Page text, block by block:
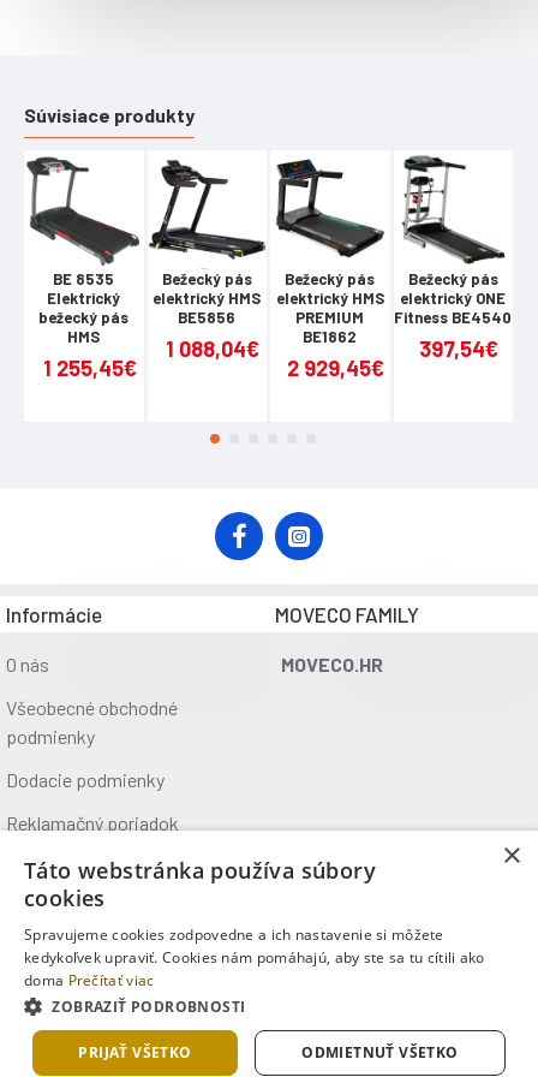
Odpor: mechanický Sedlo: výškovo nastaviteľné, 6 polôh
vzdialenosť od podlahy: 62 - 83 cm vzdialenosť od pedála:
55 - 77 cm Rozmer stroja: dĺžka: 78 cm šírka: 45 cm výška:
116 cm Váha: 9,4 kg Maximálne zaťaženie: 100 kg
Upozornenie:
Certifikát, norma: Záruka 24 mesiacov
Súvisiace produkty
BE 8535
Elektrický
bežecký pás
HMS
1 255,45€
Bežecký pás
elektrický HMS
BE5856
1 088,04€
Bežecký pás
elektrický HMS
PREMIUM
BE1862
2 929,45€
Bežecký pás
elektrický ONE
Fitness BE4540
397,54€
Informácie
O nás
Všeobecné obchodné
podmienky
Dodacie podmienky
Reklamačný poriadok
Ochrana údajov
Kontakt
Kde nás nájdete
MOVECO FAMILY
MOVECO.HR
Copyright © 2025, MOVECO s.r.o., Všetky práva vyhradené
×
Táto webstránka používa súbory
cookies
Spravujeme cookies zodpovedne a ich nastavenie si môžete
kedykoľvek upraviť. Cookies nám pomáhajú, aby ste sa tu cítili ako
doma Prečítať viac
ZOBRAZIŤ PODROBNOSTI
PRIJAŤ VŠETKO ODMIETNUŤ VŠETKO